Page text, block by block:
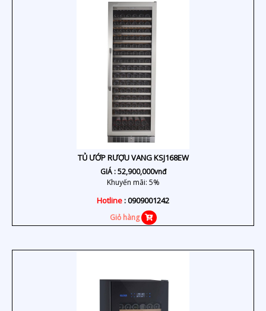
TỦ ƯỚP RƯỢU VANG KSJ168EW
GIÁ :52,900,000vnđ
Khuyến mãi: 5%
Hotline: 0909001242
Giỏ hàng